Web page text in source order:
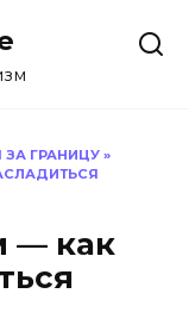
ЗА ГРАНИЦУ »
— как